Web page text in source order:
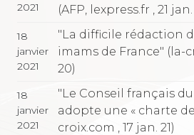
2021
(AFP, lexpress.fr , 21 jan.
18
janvier
2021
"La difficile rédaction
imams de France" (la-
20)
18
janvier
2021
"Le Conseil français
adopte une « charte
croix.com , 17 jan. 21)